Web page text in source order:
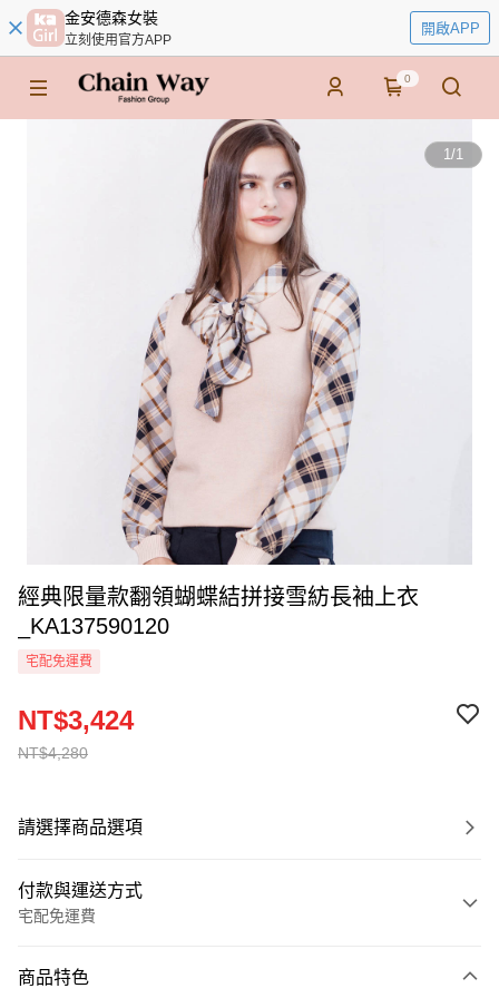
金安德森女裝
立刻使用官方APP
開啟APP
0
1/1
經典限量款翻領蝴蝶結拼接雪紡長袖上衣
_KA137590120
宅配免運費
NT$4,280
NT$3,424
請選擇商品選項
付款與運送方式
宅配免運費
信用卡一次付款
商品特色